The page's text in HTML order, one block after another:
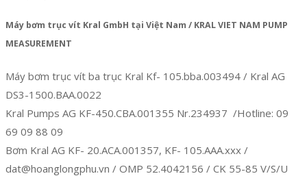
Máy bơm trục vít Kral GmbH tại Việt Nam / KRAL VIET NAM PUMP
MEASUREMENT
Máy bơm trục vít ba trục Kral Kf- 105.bba.003494 / Kral AG
DS3-1500.BAA.0022
Kral Pumps AG KF-450.CBA.001355 Nr.234937 /Hotline: 09
69 09 88 09
Bơm Kral AG KF- 20.ACA.001357, KF- 105.AAA.xxx /
dat@hoanglongphu.vn / OMP 52.4042156 / CK 55-85 V/S/U